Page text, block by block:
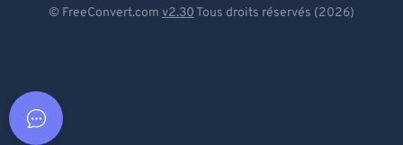
© FreeConvert.com v2.30 Tous droits réservés (2026)